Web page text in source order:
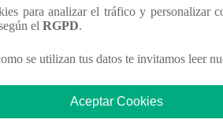
para analizar el tráfico y personalizar
el RGPD.
se utilizan tus datos te invitamos leer
Aceptar Cookies